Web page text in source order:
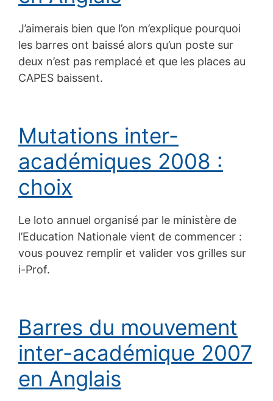
J’aimerais bien que l’on m’explique pourquoi
les barres ont baissé alors qu’un poste sur
deux n’est pas remplacé et que les places au
CAPES baissent.
Mutations inter-
académiques 2008 :
choix
Le loto annuel organisé par le ministère de
l’Education Nationale vient de commencer :
vous pouvez remplir et valider vos grilles sur
i-Prof.
Barres du mouvement
inter-académique 2007
en Anglais